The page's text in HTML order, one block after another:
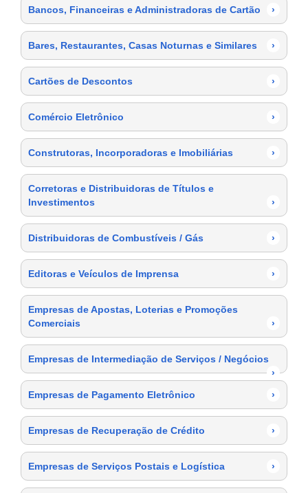
Bancos, Financeiras e Administradoras de Cartão ›
Bares, Restaurantes, Casas Noturnas e Similares ›
Cartões de Descontos ›
Comércio Eletrônico ›
Construtoras, Incorporadoras e Imobiliárias ›
Corretoras e Distribuidoras de Títulos e
Investimentos
›
Distribuidoras de Combustíveis / Gás ›
Editoras e Veículos de Imprensa ›
Empresas de Apostas, Loterias e Promoções
Comerciais
›
Empresas de Intermediação de Serviços / Negócios
›
Empresas de Pagamento Eletrônico
›
Empresas de Recuperação de Crédito ›
Empresas de Serviços Postais e Logística ›